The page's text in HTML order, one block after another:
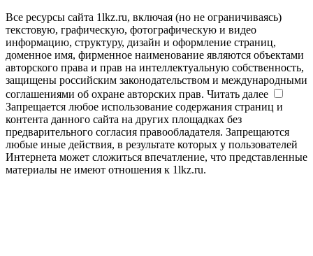
Все ресурсы сайта 1lkz.ru, включая (но не ограничиваясь)
текстовую, графическую, фотографическую и видео
информацию, структуру, дизайн и оформление страниц,
доменное имя, фирменное наименование являются объектами
авторского права и прав на интеллектуальную собственность,
защищены российским законодательством и международными
соглашениями об охране авторских прав. Читать далее
Запрещается любое использование содержания страниц и
контента данного сайта на других площадках без
предварительного согласия правообладателя. Запрещаются
любые иные действия, в результате которых у пользователей
Интернета может сложиться впечатление, что представленные
материалы не имеют отношения к 1lkz.ru.